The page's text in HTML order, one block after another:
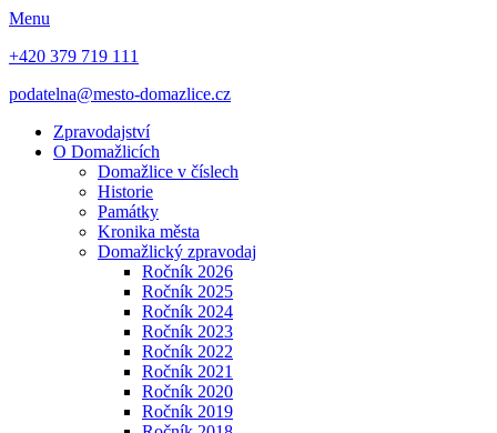
Menu
+420 379 719 111
podatelna@mesto-domazlice.cz
Zpravodajství
O Domažlicích
Domažlice v číslech
Historie
Památky
Kronika města
Domažlický zpravodaj
Ročník 2026
Ročník 2025
Ročník 2024
Ročník 2023
Ročník 2022
Ročník 2021
Ročník 2020
Ročník 2019